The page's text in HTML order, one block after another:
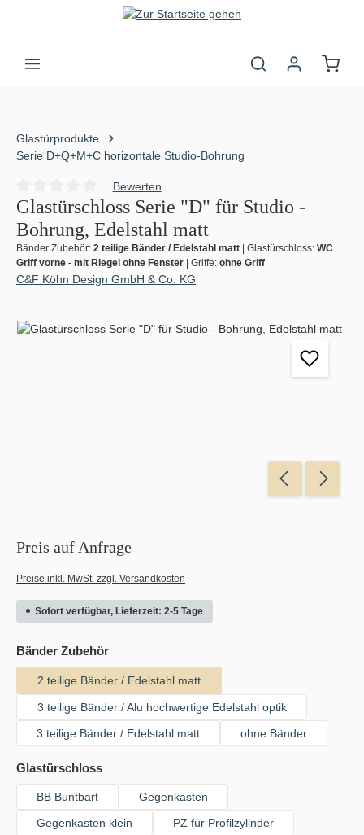
Zum Hauptinhalt springen
Glastürprodukte
Serie D+Q+M+C horizontale Studio-Bohrung
Durchschnittliche Bewertung von 0 von 5 Sternen
Bewerten
Glastürschloss Serie "D" für Studio -
Bohrung, Edelstahl matt
Bänder Zubehör: 2 teilige Bänder / Edelstahl matt | Glastürschloss: WC
Griff vorne - mit Riegel ohne Fenster | Griffe: ohne Griff
C&F Köhn Design GmbH & Co. KG
Bildergalerie überspringen
Preis auf Anfrage
Preise inkl. MwSt. zzgl. Versandkosten
Sofort verfügbar, Lieferzeit: 2-5 Tage
Bänder Zubehörauswählen
2 teilige Bänder / Edelstahl matt
3 teilige Bänder / Alu hochwertige Edelstahl optik
3 teilige Bänder / Edelstahl matt
ohne Bänder
Glastürschlossauswählen
BB Buntbart
Gegenkasten
Gegenkasten klein
PZ für Profilzylinder